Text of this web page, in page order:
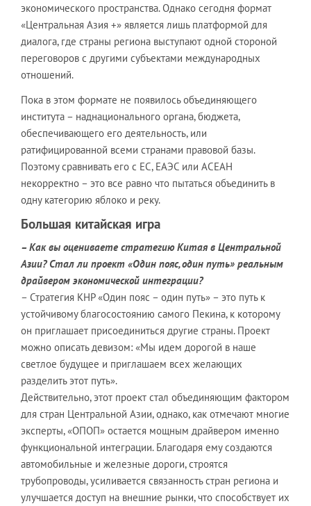
экономического пространства. Однако сегодня формат
«Центральная Азия +» является лишь платформой для
диалога, где страны региона выступают одной стороной
переговоров с другими субъектами международных
отношений.
Пока в этом формате не появилось объединяющего
института – наднационального органа, бюджета,
обеспечивающего его деятельность, или
ратифицированной всеми странами правовой базы.
Поэтому сравнивать его с ЕС, ЕАЭС или АСЕАН
некорректно – это все равно что пытаться объединить в
одну категорию яблоко и реку.
Большая китайская игра
– Как вы оцениваете стратегию Китая в Центральной
Азии? Стал ли проект «Один пояс, один путь» реальным
драйвером экономической интеграции?
– Стратегия КНР «Один пояс – один путь» – это путь к
устойчивому благосостоянию самого Пекина, к которому
он приглашает присоединиться другие страны. Проект
можно описать девизом: «Мы идем дорогой в наше
светлое будущее и приглашаем всех желающих
разделить этот путь».
Действительно, этот проект стал объединяющим фактором
для стран Центральной Азии, однако, как отмечают многие
эксперты, «ОПОП» остается мощным драйвером именно
функциональной интеграции. Благодаря ему создаются
автомобильные и железные дороги, строятся
трубопроводы, усиливается связанность стран региона и
улучшается доступ на внешние рынки, что способствует их